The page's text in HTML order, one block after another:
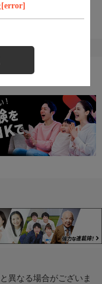
[error]
異なる場合がございま